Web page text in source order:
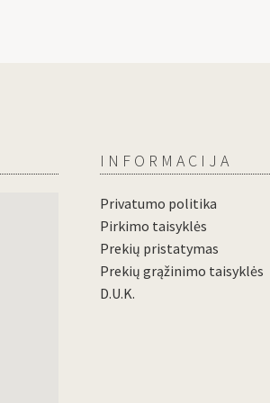
INFORMACIJA
Privatumo politika
Pirkimo taisyklės
Prekių pristatymas
Prekių grąžinimo taisyklės
D.U.K.